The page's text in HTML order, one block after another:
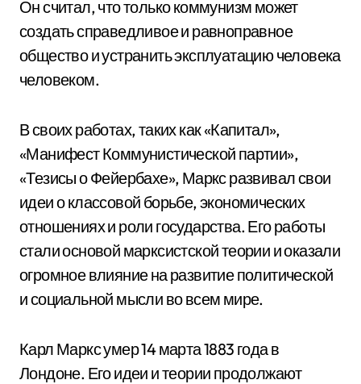
Он считал, что только коммунизм может
создать справедливое и равноправное
общество и устранить эксплуатацию человека
человеком.
В своих работах, таких как «Капитал»,
«Манифест Коммунистической партии»,
«Тезисы о Фейербахе», Маркс развивал свои
идеи о классовой борьбе, экономических
отношениях и роли государства. Его работы
стали основой марксистской теории и оказали
огромное влияние на развитие политической
и социальной мысли во всем мире.
Карл Маркс умер 14 марта 1883 года в
Лондоне. Его идеи и теории продолжают